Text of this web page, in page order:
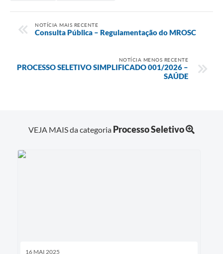
Links
Serviços Online
A Prefeitura
NOTÍCIA MAIS RECENTE
Consulta Pública – Regulamentação do MROSC
NOTÍCIA MENOS RECENTE
PROCESSO SELETIVO SIMPLIFICADO 001/2026 –
SAÚDE
VEJA MAIS da categoria Processo Seletivo
16 MAI 2025